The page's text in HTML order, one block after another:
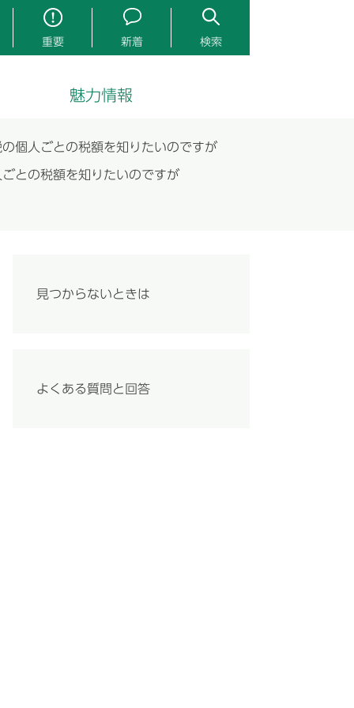
重要 新着 検索
魅力情報
の個人ごとの税額を知りたいのですが
との税額を知りたいのですが
見つからないときは
よくある質問と回答